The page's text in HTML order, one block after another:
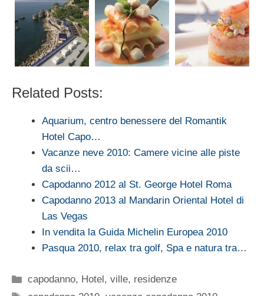
Related Posts:
Aquarium, centro benessere del Romantik
Hotel Capo…
Vacanze neve 2010: Camere vicine alle piste
da scii…
Capodanno 2012 al St. George Hotel Roma
Capodanno 2013 al Mandarin Oriental Hotel di
Las Vegas
In vendita la Guida Michelin Europea 2010
Pasqua 2010, relax tra golf, Spa e natura tra…
Categorie
capodanno, Hotel, ville, residenze